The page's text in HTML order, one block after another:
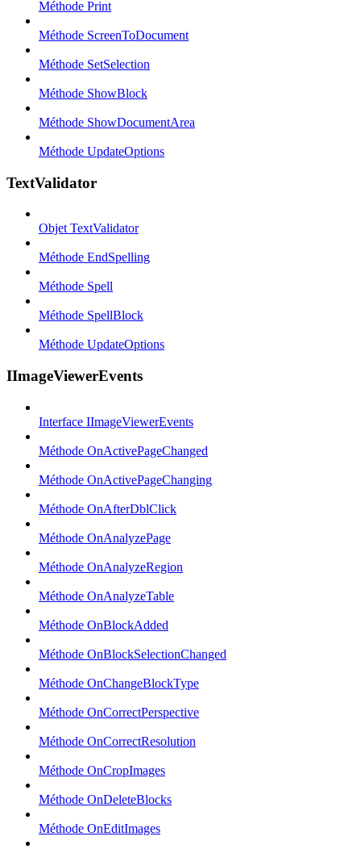
Méthode Print
Méthode ScreenToDocument
Méthode SetSelection
Méthode ShowBlock
Méthode ShowDocumentArea
Méthode UpdateOptions
TextValidator
Objet TextValidator
Méthode EndSpelling
Méthode Spell
Méthode SpellBlock
Méthode UpdateOptions
IImageViewerEvents
Interface IImageViewerEvents
Méthode OnActivePageChanged
Méthode OnActivePageChanging
Méthode OnAfterDblClick
Méthode OnAnalyzePage
Méthode OnAnalyzeRegion
Méthode OnAnalyzeTable
Méthode OnBlockAdded
Méthode OnBlockSelectionChanged
Méthode OnChangeBlockType
Méthode OnCorrectPerspective
Méthode OnCorrectResolution
Méthode OnCropImages
Méthode OnDeleteBlocks
Méthode OnEditImages